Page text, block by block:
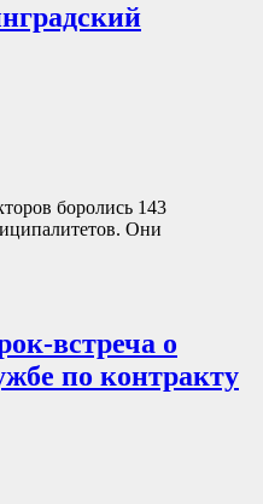
боролись 143
Они
встреча о
по контракту